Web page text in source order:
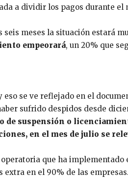
a dividir los pagos durante
meses la situación estará
empeorará, un 20% que
se ve reflejado en el
sufrido despidos desde
suspensión o
en el mes de julio se
que ha implementado
extra en el 90% de las